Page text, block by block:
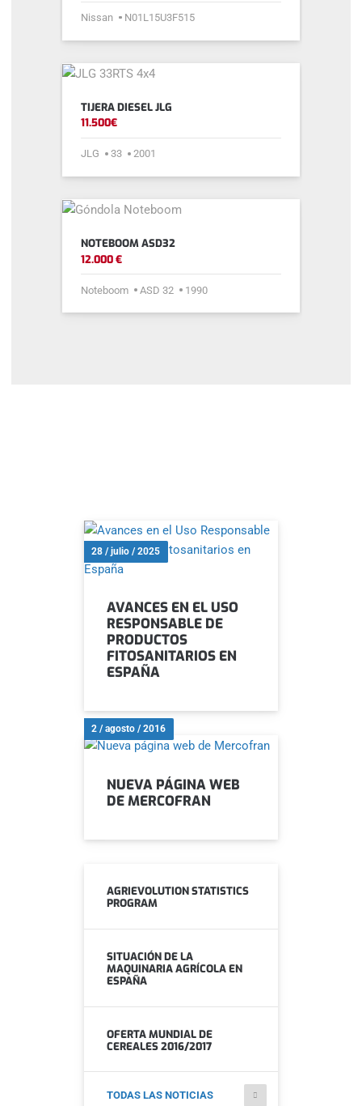
Nissan N01L15U3F515
TIJERA DIESEL JLG
11.500€
JLG 33 2001
NOTEBOOM ASD32
12.000 €
Noteboom ASD 32 1990
28 / julio / 2025
AVANCES EN EL USO
RESPONSABLE DE
PRODUCTOS
FITOSANITARIOS EN
ESPAÑA
2 / agosto / 2016
NUEVA PÁGINA WEB
DE MERCOFRAN
AGRIEVOLUTION STATISTICS
PROGRAM
SITUACIÓN DE LA
MAQUINARIA AGRÍCOLA EN
ESPAÑA
OFERTA MUNDIAL DE
CEREALES 2016/2017
TODAS LAS NOTICIAS